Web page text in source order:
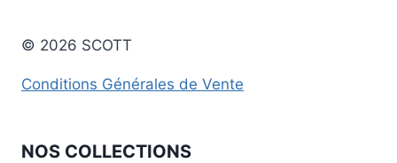
© 2026 SCOTT
Conditions Générales de Vente
NOS COLLECTIONS